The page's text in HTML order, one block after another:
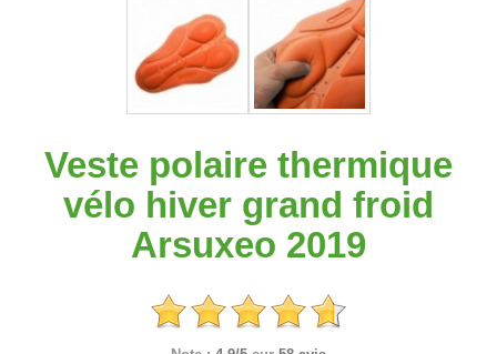
Veste polaire thermique
vélo hiver grand froid
Arsuxeo 2019